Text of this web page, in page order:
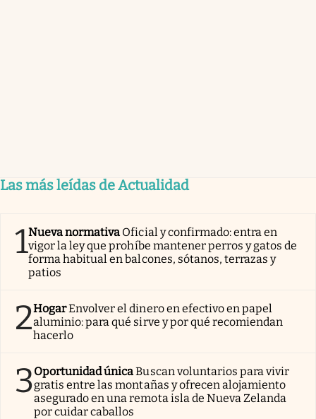
Las más leídas de Actualidad
1Nueva normativa Oficial y confirmado: entra en
vigor la ley que prohíbe mantener perros y gatos de
forma habitual en balcones, sótanos, terrazas y
patios
2HogarEnvolver el dinero en efectivo en papel
aluminio: para qué sirve y por qué recomiendan
hacerlo
3Oportunidad únicaBuscan voluntarios para vivir
gratis entre las montañas y ofrecen alojamiento
asegurado en una remota isla de Nueva Zelanda
por cuidar caballos